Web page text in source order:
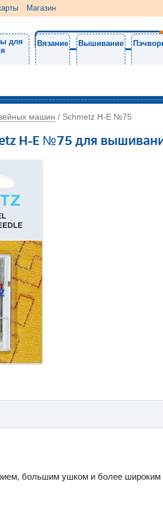
Магазин
для
Вязание Вышивание
машин / Schmetz H-E №75
H-E №75 для
большим ушком и более широким